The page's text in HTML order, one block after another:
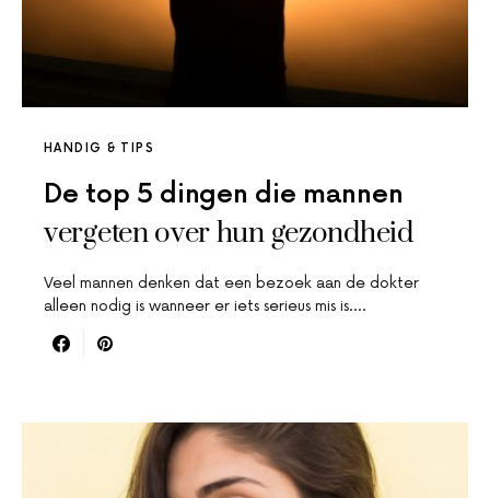
HANDIG & TIPS
De top 5 dingen die mannen
vergeten over hun gezondheid
Veel mannen denken dat een bezoek aan de dokter
alleen nodig is wanneer er iets serieus mis is.…